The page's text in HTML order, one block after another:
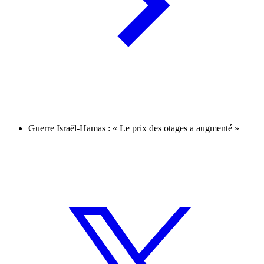
Guerre Israël-Hamas : « Le prix des otages a augmenté »